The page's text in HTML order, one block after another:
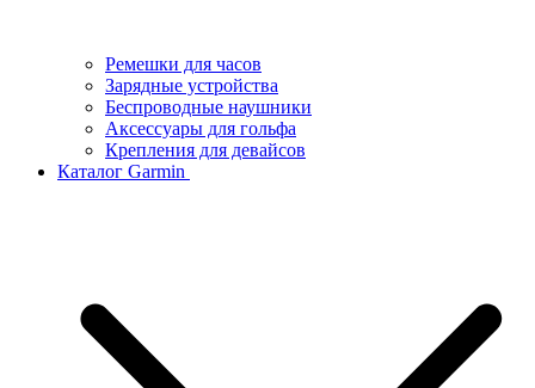
Ремешки для часов
Зарядные устройства
Беспроводные наушники
Аксессуары для гольфа
Крепления для девайсов
Каталог Garmin